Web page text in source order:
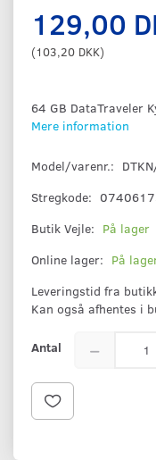
129,00
(103,20 DKK)
64 GB DataTraveler
Mere information
Model/varenr.:
Stregkode:
Butik Vejle: På lager
Online lager: På
Leveringstid fra
Kan også afhentes i
Antal